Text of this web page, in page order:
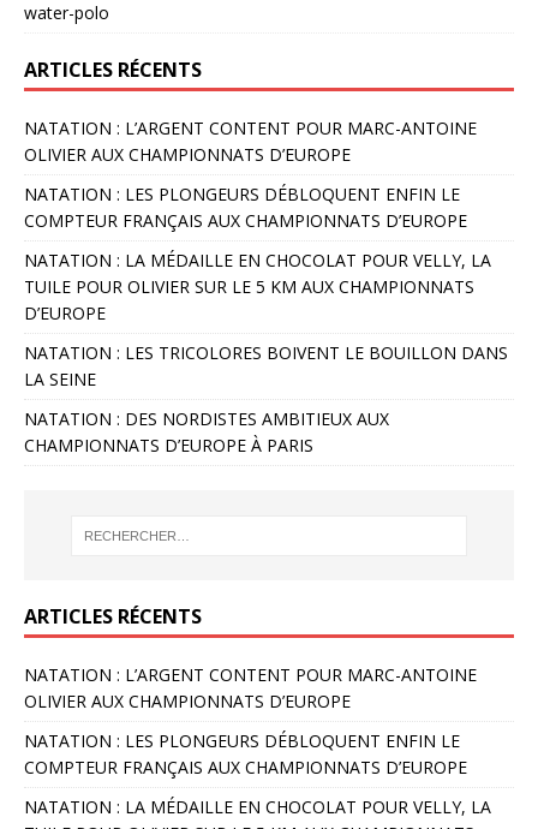
water-polo
ARTICLES RÉCENTS
NATATION : L’ARGENT CONTENT POUR MARC-ANTOINE
OLIVIER AUX CHAMPIONNATS D’EUROPE
NATATION : LES PLONGEURS DÉBLOQUENT ENFIN LE
COMPTEUR FRANÇAIS AUX CHAMPIONNATS D’EUROPE
NATATION : LA MÉDAILLE EN CHOCOLAT POUR VELLY, LA
TUILE POUR OLIVIER SUR LE 5 KM AUX CHAMPIONNATS
D’EUROPE
NATATION : LES TRICOLORES BOIVENT LE BOUILLON DANS
LA SEINE
NATATION : DES NORDISTES AMBITIEUX AUX
CHAMPIONNATS D’EUROPE À PARIS
ARTICLES RÉCENTS
NATATION : L’ARGENT CONTENT POUR MARC-ANTOINE
OLIVIER AUX CHAMPIONNATS D’EUROPE
NATATION : LES PLONGEURS DÉBLOQUENT ENFIN LE
COMPTEUR FRANÇAIS AUX CHAMPIONNATS D’EUROPE
NATATION : LA MÉDAILLE EN CHOCOLAT POUR VELLY, LA